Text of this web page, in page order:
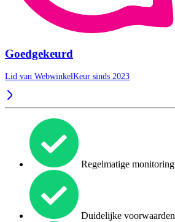
Goedgekeurd
Lid van WebwinkelKeur sinds 2023
Regelmatige monitoring
Duidelijke voorwaarden